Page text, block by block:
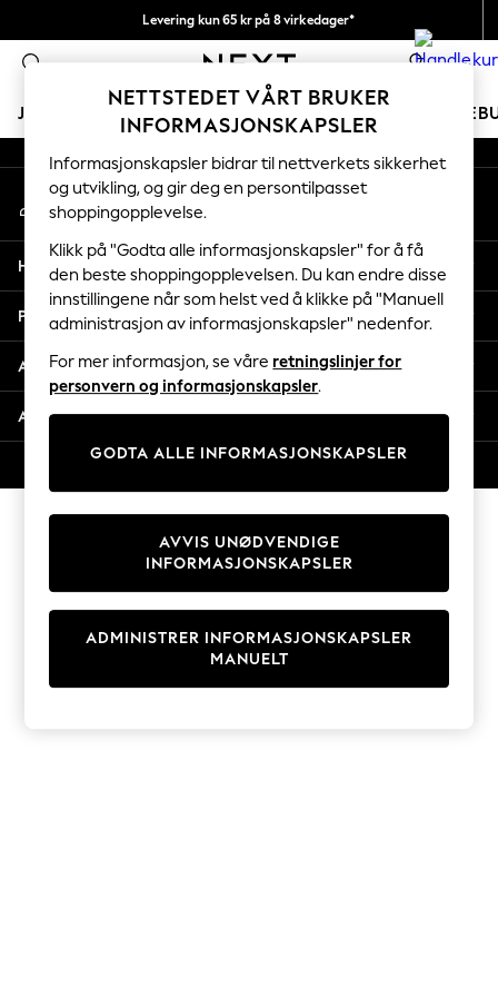
Levering kun 65 kr på 8 virkedager*
Vi betaler alle tollavgifter 0
JENTER GUTTER BABY KVINNER MENN
GIRLS
New In
50 - 92cm
98 - 110cm
116 - 134cm
140 - 174cm
Trending: Top & Short Sets
Trending: Clogs
Toy Story
THE SET
Coats & Jackets
Sweatshirts & Hoodies
Knitwear
Cardigans
Dresses
Sets & Outfits
T-Shirts
An error occurred on client
Våre sosiale nettverk
Min konto
Logg inn på kontoen din
Hjelp
Personvern & Juridisk
Avdelinger
Andre tjenester
NETTSTEDET VÅRT BRUKER
INFORMASJONSKAPSLER
Informasjonskapsler bidrar til nettverkets sikkerhet
og utvikling, og gir deg en persontilpasset
shoppingopplevelse.
Klikk på "Godta alle informasjonskapsler" for å få
den beste shoppingopplevelsen. Du kan endre disse
innstillingene når som helst ved å klikke på "Manuell
administrasjon av informasjonskapsler" nedenfor.
For mer informasjon, se våre retningslinjer for
personvern og informasjonskapsler.
GODTA ALLE INFORMASJONSKAPSLER
ADMINISTRER INFORMASJONSKAPSLER
MANUELT
AVVIS UNØDVENDIGE
INFORMASJONSKAPSLER